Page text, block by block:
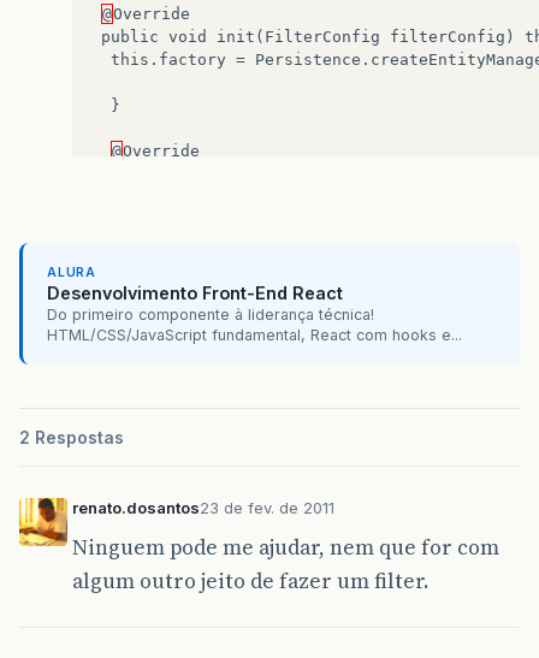
@Override
public void init ( FilterConfig filterConfig )
this . factory = Persistence .
}
@Override
}
ALURA
Desenvolvimento Front-End React
Do primeiro componente à liderança técnica!
HTML/CSS/JavaScript fundamental, React com hooks e...
2 Respostas
renato.dosantos23 de fev. de 2011
Ninguem pode me ajudar, nem que for com
algum outro jeito de fazer um filter.